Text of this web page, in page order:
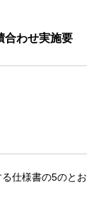
わせ実施要
仕様書の5のとお